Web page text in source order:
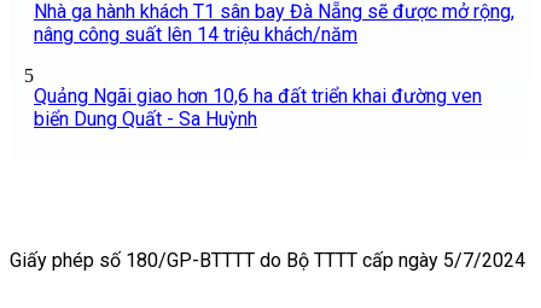
Nhà ga hành khách T1 sân bay Đà Nẵng sẽ được mở rộng,
nâng công suất lên 14 triệu khách/năm
5
Quảng Ngãi giao hơn 10,6 ha đất triển khai đường ven
biển Dung Quất - Sa Huỳnh
Giấy phép số 180/GP-BTTTT do Bộ TTTT cấp ngày 5/7/2024